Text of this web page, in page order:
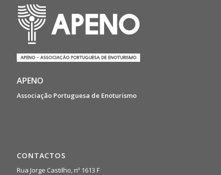
APENO
Associação Portuguesa de Enoturismo
CONTACTOS
Rua Jorge Castilho, nº 1613 F